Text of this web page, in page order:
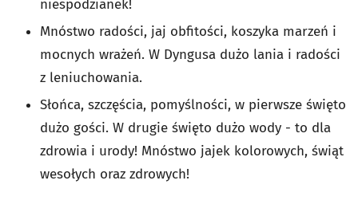
niespodzianek!
Mnóstwo radości, jaj obfitości, koszyka marzeń i
mocnych wrażeń. W Dyngusa dużo lania i radości
z leniuchowania.
Słońca, szczęścia, pomyślności, w pierwsze święto
dużo gości. W drugie święto dużo wody - to dla
zdrowia i urody! Mnóstwo jajek kolorowych, świąt
wesołych oraz zdrowych!